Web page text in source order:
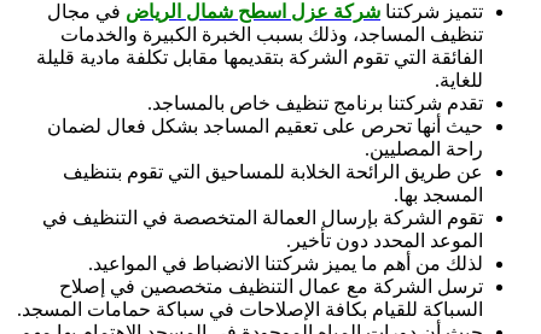
تتميز شركتنا شركة عزل اسطح شمال الرياض في مجال
تنظيف المساجد، وذلك بسبب الخبرة الكبيرة والخدمات
الفائقة التي تقوم الشركة بتقديمها مقابل تكلفة مادية قليلة
للغاية.
تقدم شركتنا برنامج تنظيف خاص بالمساجد.
حيث أنها تحرص على تعقيم المساجد بشكل فعال لضمان
راحة المصليين.
عن طريق الرائحة الخلابة للمساحيق التي تقوم بتنظيف
المسجد بها.
تقوم الشركة بإرسال العمالة المتخصصة في التنظيف في
الموعد المحدد دون تأخير.
لذلك من أهم ما يميز شركتنا الانضباط في المواعيد.
ترسل الشركة مع عمال التنظيف متخصصين في إصلاح
السباكة للقيام بكافة الإصلاحات في سباكة حمامات المسجد.